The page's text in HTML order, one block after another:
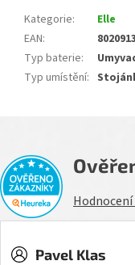
Kategorie:
Elle
EAN:
Typ baterie:
Typ umístění:
Pavel Klas